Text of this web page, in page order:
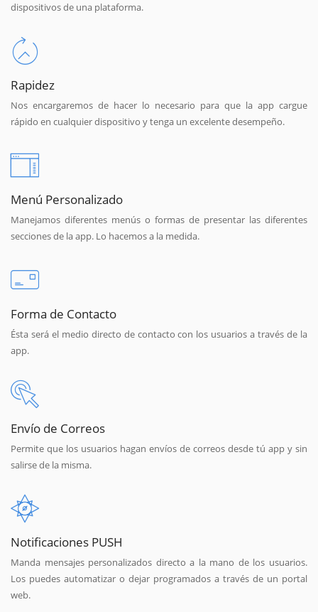
dispositivos de una plataforma.
Rapidez
Nos encargaremos de hacer lo necesario para que la app cargue
rápido en cualquier dispositivo y tenga un excelente desempeño.
Menú Personalizado
Manejamos diferentes menús o formas de presentar las diferentes
secciones de la app. Lo hacemos a la medida.
Forma de Contacto
Ésta será el medio directo de contacto con los usuarios a través de la
app.
Envío de Correos
Permite que los usuarios hagan envíos de correos desde tú app y sin
salirse de la misma.
Notificaciones PUSH
Manda mensajes personalizados directo a la mano de los usuarios.
Los puedes automatizar o dejar programados a través de un portal
web.